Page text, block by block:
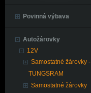
Povinná výbava
Autožárovky
12V
Samostatné žárovky -
TUNGSRAM
Samostatné žárovky